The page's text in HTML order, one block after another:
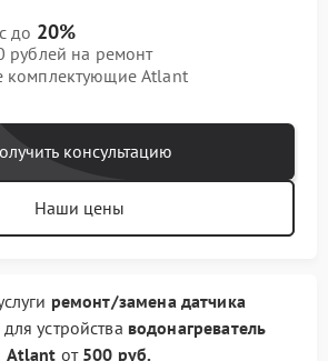
до 20%
рублей на ремонт
комплектующие Atlant
консультацию
Наши цены
ремонт/замена датчика
для устройства водонагреватель
Atlant от 500 руб.